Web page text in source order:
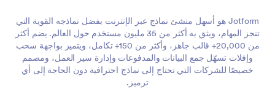
Jotform هو أسهل منشئ نماذج عبر الإنترنت بفضل نماذجه القوية التي
تنجز المهام، ويثق به أكثر من 35 مليون مستخدم حول العالم. يضم أكثر
من 20,000+ قالب جاهز، وأكثر من 150+ تكامل، ويتميز بواجهة سحب
وإفلات تسهّل جمع البيانات والمدفوعات وإدارة سير العمل، ومصمم
خصيصًا للشركات التي تحتاج إلى نماذج احترافية دون الحاجة إلى أي
ترميز.